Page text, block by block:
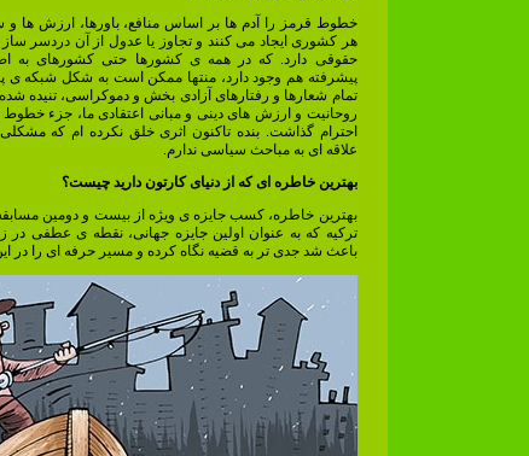
خطوط قرمز را آدم ها بر اساس منافع، باورها، ارزش ها
هر کشوری ایجاد می کنند و تجاوز یا عدول از آن دردسر ساز
حقوقی دارد. که در همه ی کشورها حتی کشورهای به
پیشرفته هم وجود دارد، منتها ممکن است به شکل شبکه ی
تمام شعارها و رفتارهای آزادی بخش و دموکراسی، تنیده
روحانیت و ارزش های دینی و مبانی اعتقادی ما، جزء خطوط
احترام گذاشت. بنده تاکنون اثری خلق نکرده ام که
علاقه ای به مباحث سیاسی ندارم.
بهترین خاطره ای که از دنیای کارتون دارید چیست؟
بهترین خاطره، کسب جایزه ی ویژه از بیست و دومین
ترکیه که به عنوان اولین جایزه جهانی، نقطه ی عطفی در
باعث شد جدی تر به قضیه نگاه کرده و مسیر حرفه ای را در